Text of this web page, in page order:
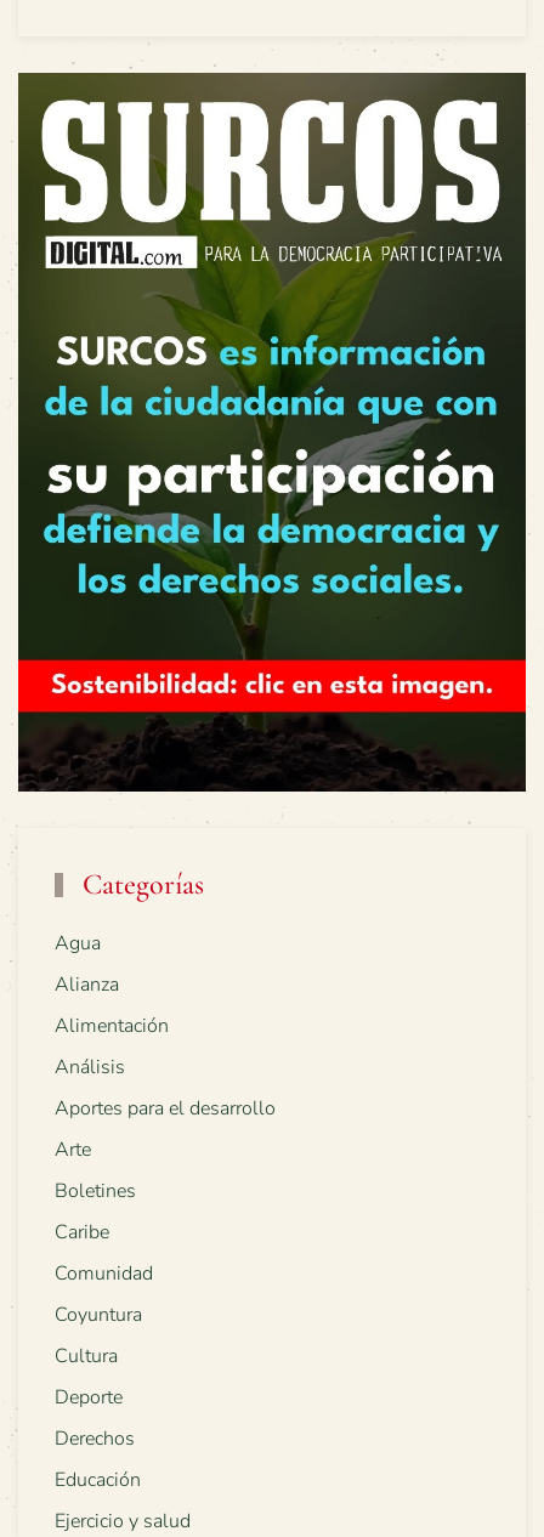
Categorías
Agua
Alianza
Alimentación
Análisis
Aportes para el desarrollo
Arte
Boletines
Caribe
Comunidad
Coyuntura
Cultura
Deporte
Derechos
Educación
Ejercicio y salud